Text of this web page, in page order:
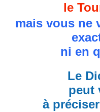
le
mais vous ne
ni en
Le
peut
à